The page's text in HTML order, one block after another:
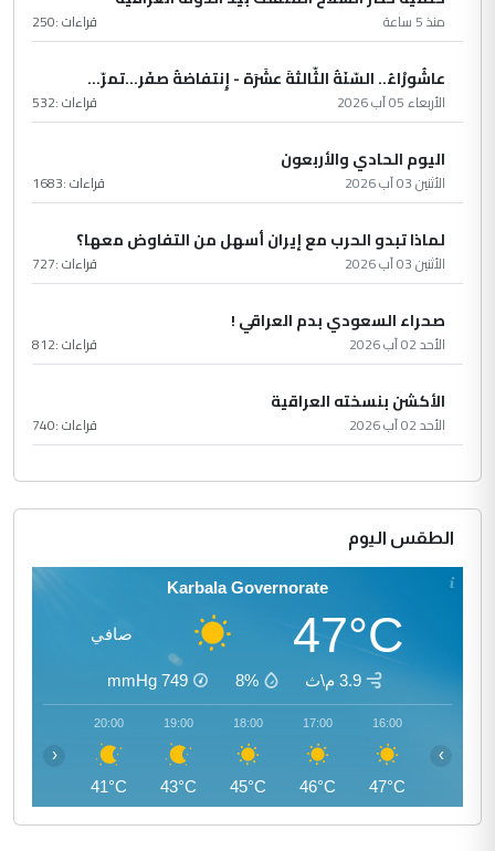
منذ 5 ساعة قراءات :250
عاشُورْاءُ.. السّنَةُ الثّالثةَ عشَرَة - إِنتفاضةُ صفَر…تمرّ...
الأربعاء 05 آب 2026 قراءات :532
اليوم الحادي والأربعون
الأثنين 03 آب 2026 قراءات :1683
لماذا تبدو الحرب مع إيران أسهل من التفاوض معها؟
الأثنين 03 آب 2026 قراءات :727
صحراء السعودي بدم العراقي !
الأحد 02 آب 2026 قراءات :812
الأكشن بنسخته العراقية
الأحد 02 آب 2026 قراءات :740
الطقس اليوم
Karbala Governorate
47°C صافي
3.9 م\ث 8%
749
mmHg
16:00
47°C
17:00
46°C
18:00
45°C
19:00
43°C
20:00
41°C
‹ ›